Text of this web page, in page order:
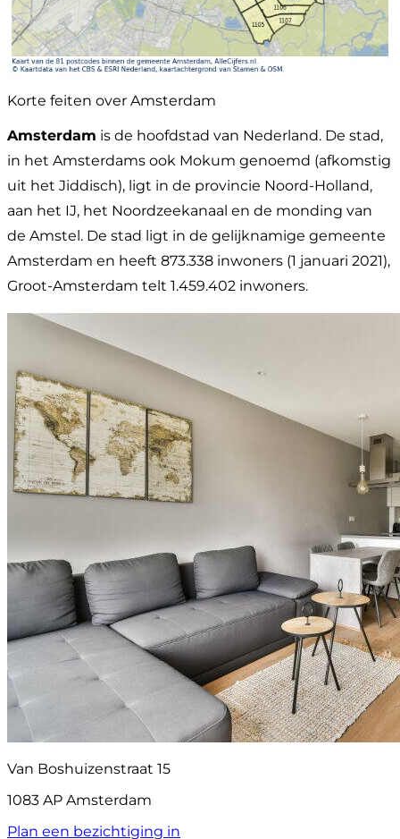
Korte feiten over Amsterdam
Amsterdam is de hoofdstad van Nederland. De stad,
in het Amsterdams ook Mokum genoemd (afkomstig
uit het Jiddisch), ligt in de provincie Noord-Holland,
aan het IJ, het Noordzeekanaal en de monding van
de Amstel. De stad ligt in de gelijknamige gemeente
Amsterdam en heeft 873.338 inwoners (1 januari 2021),
Groot-Amsterdam telt 1.459.402 inwoners.
Van Boshuizenstraat 15
1083 AP Amsterdam
Plan een bezichtiging in